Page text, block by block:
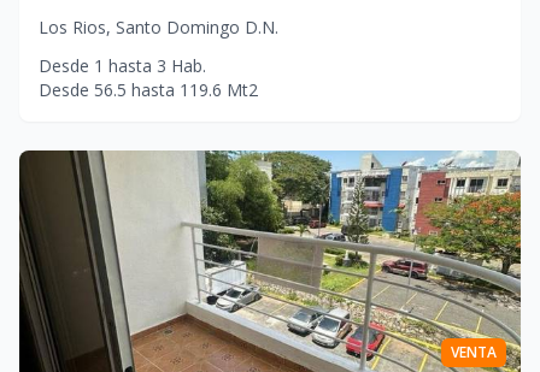
Los Rios, Santo Domingo D.N.
Desde 1 hasta 3 Hab.
Desde 56.5 hasta 119.6 Mt2
VENTA